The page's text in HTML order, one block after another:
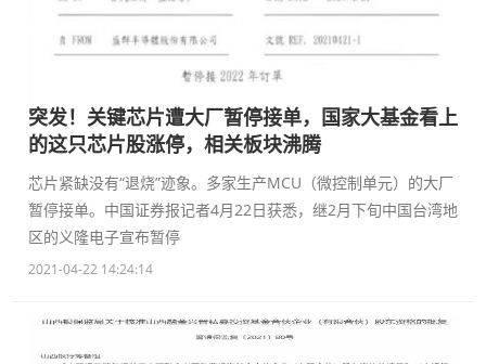
突发！关键芯片遭大厂暂停接单，国家大基金看上
的这只芯片股涨停，相关板块沸腾
芯片紧缺没有“退烧”迹象。多家生产MCU（微控制单元）的大厂
暂停接单。中国证券报记者4月22日获悉，继2月下旬中国台湾地
区的义隆电子宣布暂停
2021-04-22 14:24:14